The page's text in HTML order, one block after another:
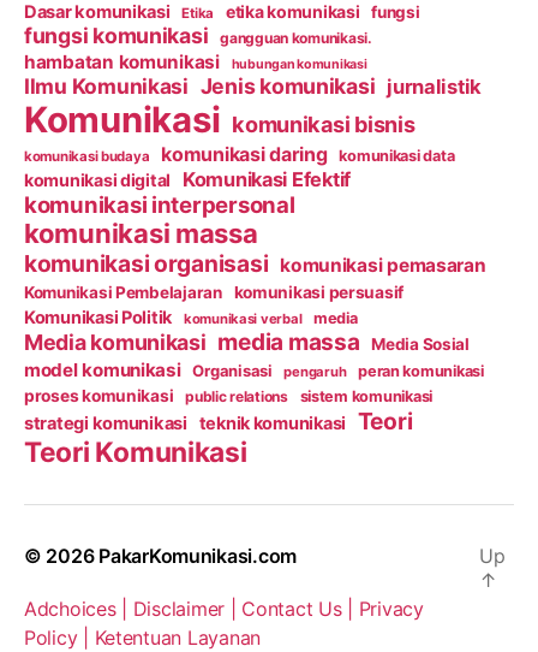
Dasar komunikasi Etika etika komunikasi fungsi
fungsi komunikasi gangguan komunikasi.
hambatan komunikasi hubungan komunikasi
Ilmu Komunikasi Jenis komunikasi jurnalistik
Komunikasi komunikasi bisnis
komunikasi budaya komunikasi daring komunikasi data
komunikasi digital Komunikasi Efektif
komunikasi interpersonal
komunikasi massa
komunikasi organisasi komunikasi pemasaran
Komunikasi Pembelajaran komunikasi persuasif
Komunikasi Politik komunikasi verbal media
Media komunikasi media massa Media Sosial
model komunikasi Organisasi pengaruh peran komunikasi
proses komunikasi public relations sistem komunikasi
strategi komunikasi teknik komunikasi Teori
Teori Komunikasi
© 2026 PakarKomunikasi.com
Adchoices | Disclaimer | Contact Us | Privacy
Policy | Ketentuan Layanan
Up
↑